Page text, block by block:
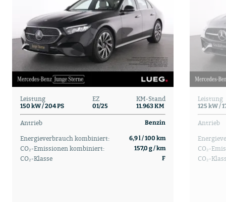
Leistung
150 kW / 204 PS
EZ
01/25
KM-Stand
11.963 KM
Antrieb Benzin
Energieverbrauch kombiniert: 6,9 l / 100 km
CO₂-Emissionen kombiniert: 157,0 g / km
CO₂-Klasse F
Leistung
125 kW /
Antrieb
CO₂-
CO₂-